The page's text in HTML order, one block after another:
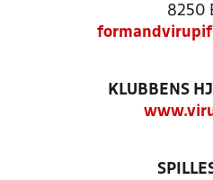
8250
KLUBBENS